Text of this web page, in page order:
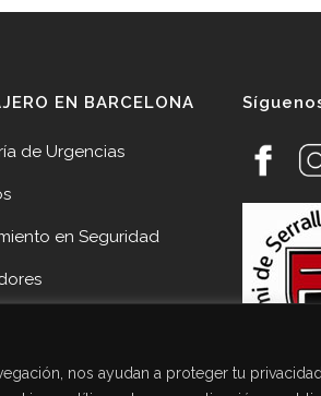
nos ayudan a proteger tu
EN BARCELONA
de Urgencias
en Seguridad
Cerrajería Sant Joan